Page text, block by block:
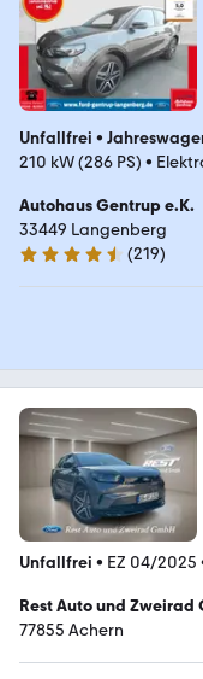
Unfallfrei •
210 kW (286 PS) •
Autohaus Gentrup e.K.
33449 Langenberg
4.6 Sterne
(219)
Unfallfrei • EZ 04/2025
Rest Auto und Zweirad
77855 Achern